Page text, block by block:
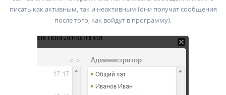
писать как активным, так и неактивным (они получат сообщения
после того, как войдут в программу).